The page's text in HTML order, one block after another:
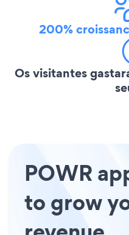
200%
Os visitantes
POWR
to grow